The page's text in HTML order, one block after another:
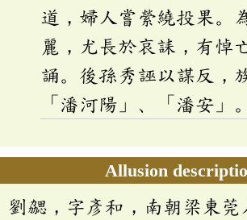
道，婦人嘗縈繞投果。
麗，尤長於哀誄，有悼
誦。後孫秀誣以謀反，
「潘河陽」、「潘安」。
Allusion
劉勰，字彥和，南朝梁東莞